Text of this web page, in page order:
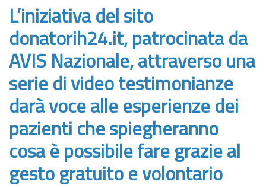
L’iniziativa del sito
donatorih24.it, patrocinata da
AVIS Nazionale, attraverso una
serie di video testimonianze
darà voce alle esperienze dei
pazienti che spiegheranno
cosa è possibile fare grazie al
gesto gratuito e volontario